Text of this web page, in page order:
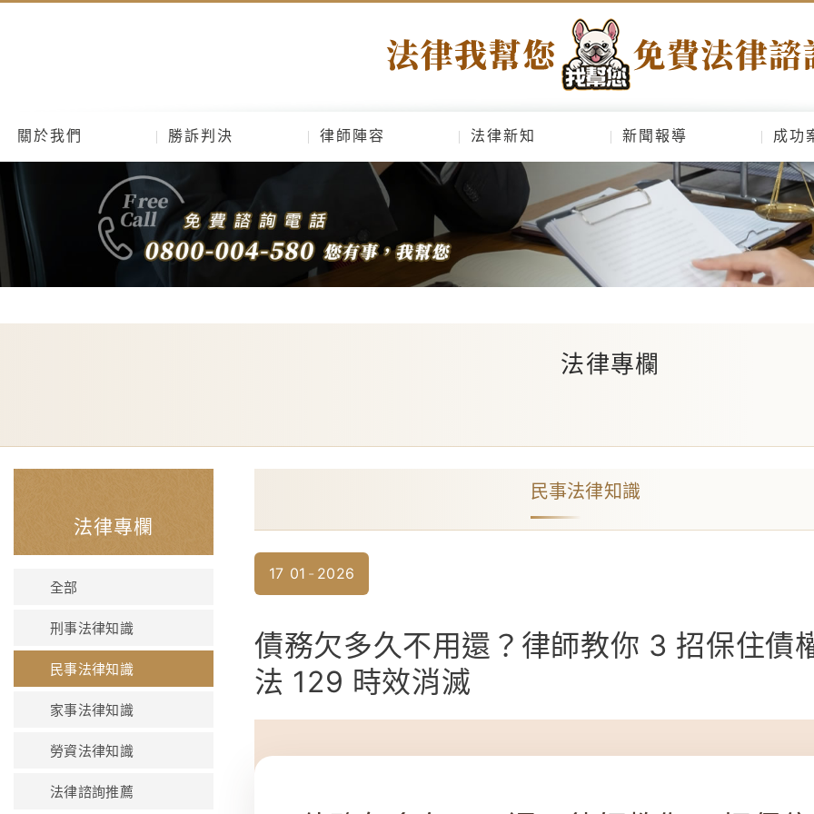
關於我們 勝訴判決 律師陣容 法律新知 新聞報導 成功
法律專欄
法律專欄
全部
刑事法律知識
民事法律知識
家事法律知識
勞資法律知識
法律諮詢推薦
民事法律知識
17 01 2026
債務欠多久不用還？律師教你 3 招保住債
法 129 時效消滅